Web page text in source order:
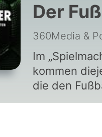
Der
360Media &
Im
kommen
die den
gestalten.
erlebbar
diskutieren,